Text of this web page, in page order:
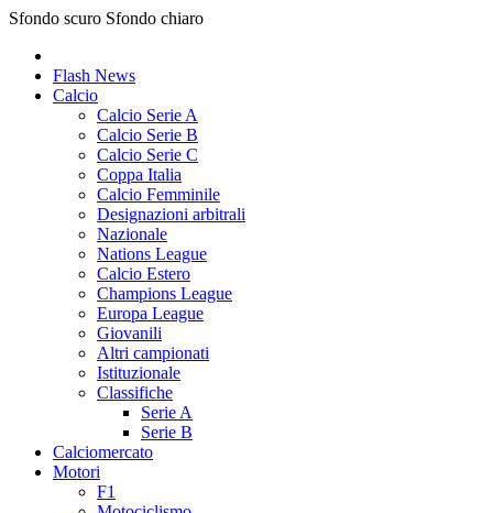
Sfondo scuro Sfondo chiaro
Flash News
Calcio
Calcio Serie A
Calcio Serie B
Calcio Serie C
Coppa Italia
Calcio Femminile
Designazioni arbitrali
Nazionale
Nations League
Calcio Estero
Champions League
Europa League
Giovanili
Altri campionati
Istituzionale
Classifiche
Serie A
Serie B
Calciomercato
Motori
F1